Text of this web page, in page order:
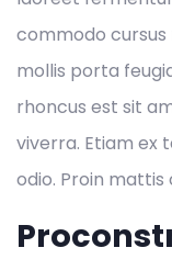
commodo cursus
mollis porta
rhoncus est sit
viverra. Etiam ex
odio. Proin mattis